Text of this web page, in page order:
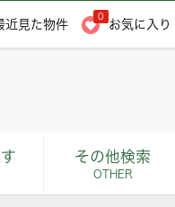
近見た物件
0
お気に入り
その他検索
OTHER